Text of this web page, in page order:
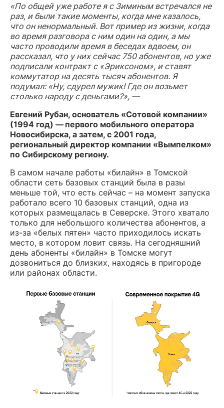
«По общей уже работе я с Зиминым встречался не
раз, и были такие моменты, когда мне казалось,
что он ненормальный. Вот пример из жизни, когда
во время разговора с ним один на один, а мы
часто проводили время в беседах вдвоем, он
рассказал, что у них сейчас 750 абонентов, но уже
подписали контракт с «Эриксоном», и ставят
коммутатор на десять тысяч абонентов. Я
подумал: «Ну, сдурел мужик! Где он возьмет
столько народу с деньгами?», —
Евгений Рубан, основатель «Сотовой компании»
(1994 год) — первого мобильного оператора
Новосибирска, а затем, с 2001 года,
региональный директор компании «Вымпелком»
по Сибирскому региону.
В самом начале работы «билайн» в Томской
области сеть базовых станций была в разы
меньше той, что есть сейчас – на момент запуска
работало всего 10 базовых станций, одна из
которых размещалась в Северске. Этого хватало
только для небольшого количества абонентов, а
из-за «белых пятен» часто приходилось искать
место, в котором ловит связь. На сегодняшний
день абоненты «билайн» в Томске могут
дозвониться до близких, находясь в пригороде
или районах области.